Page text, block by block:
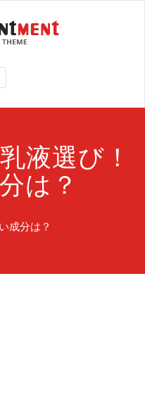
液選び！
は？
成分は？